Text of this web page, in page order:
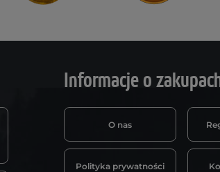
Informacje o
O nas
Polityka prywatności